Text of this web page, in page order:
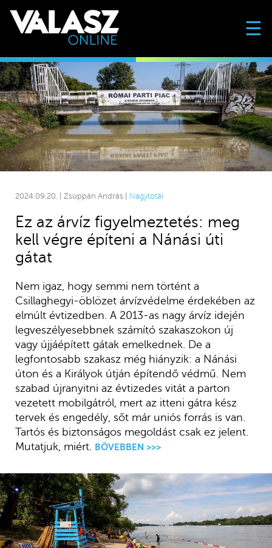
☰
2024.09.20. | Zsuppán András | Nagytotál
Ez az árvíz figyelmeztetés: meg
kell végre építeni a Nánási úti
gátat
Nem igaz, hogy semmi nem történt a
Csillaghegyi-öblözet árvízvédelme érdekében az
elmúlt évtizedben. A 2013-as nagy árvíz idején
legveszélyesebbnek számító szakaszokon új
vagy újjáépített gátak emelkednek. De a
legfontosabb szakasz még hiányzik: a Nánási
úton és a Királyok útján építendő védmű. Nem
szabad újranyitni az évtizedes vitát a parton
vezetett mobilgátról, mert az itteni gátra kész
tervek és engedély, sőt már uniós forrás is van.
Tartós és biztonságos megoldást csak ez jelent.
Mutatjuk, miért. BŐVEBBEN >>>